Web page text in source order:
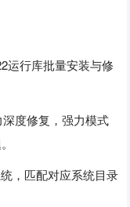
运行库批量安装与修
度修复，强力模式
，匹配对应系统目录